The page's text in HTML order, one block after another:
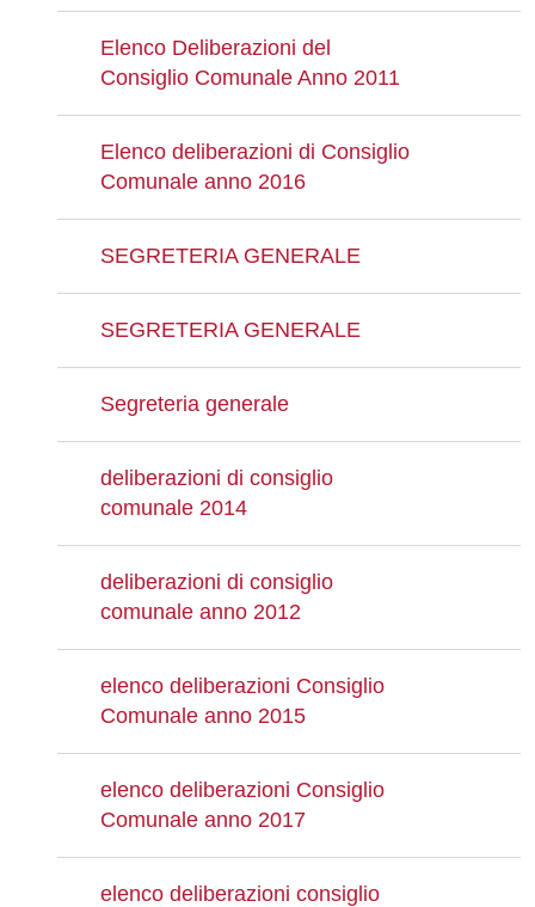
Elenco Deliberazioni del
Consiglio Comunale Anno 2011
Elenco deliberazioni di Consiglio
Comunale anno 2016
SEGRETERIA GENERALE
SEGRETERIA GENERALE
Segreteria generale
deliberazioni di consiglio
comunale 2014
deliberazioni di consiglio
comunale anno 2012
elenco deliberazioni Consiglio
Comunale anno 2015
elenco deliberazioni Consiglio
Comunale anno 2017
elenco deliberazioni consiglio